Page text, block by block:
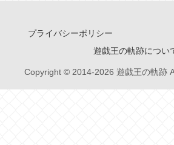
プライバシーポリシー
遊戯王の軌跡につい
Copyright © 2014-2026 遊戯王の軌跡